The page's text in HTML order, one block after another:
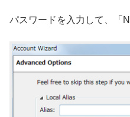
パスワードを入力して、「